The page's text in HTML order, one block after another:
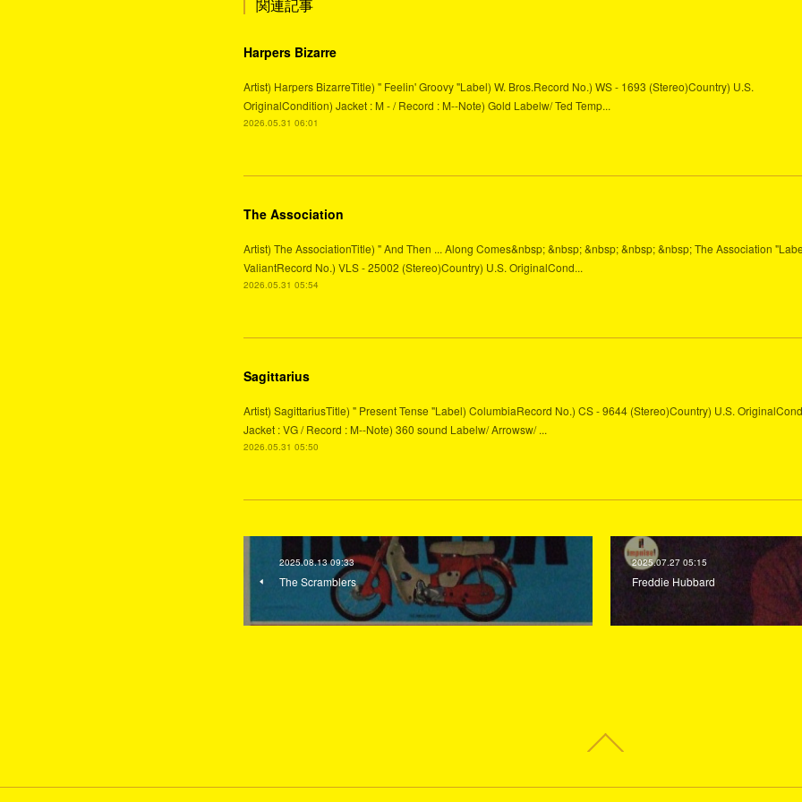
関連記事
Harpers Bizarre
Artist) Harpers BizarreTitle) " Feelin' Groovy "Label) W. Bros.Record No.) WS - 1693 (Stereo)Country) U.S.
OriginalCondition) Jacket : M - / Record : M--Note) Gold Labelw/ Ted Temp...
2026.05.31 06:01
The Association
Artist) The AssociationTitle) " And Then ... Along Comes&nbsp; &nbsp; &nbsp; &nbsp; &nbsp; The Association
ValiantRecord No.) VLS - 25002 (Stereo)Country) U.S. OriginalCond...
2026.05.31 05:54
Sagittarius
Artist) SagittariusTitle) " Present Tense "Label) ColumbiaRecord No.) CS - 9644 (Stereo)Country) U.S.
Jacket : VG / Record : M--Note) 360 sound Labelw/ Arrowsw/ ...
2026.05.31 05:50
2025.08.13 09:33
The Scramblers
2025.07.27 05:15
Freddie Hubbard